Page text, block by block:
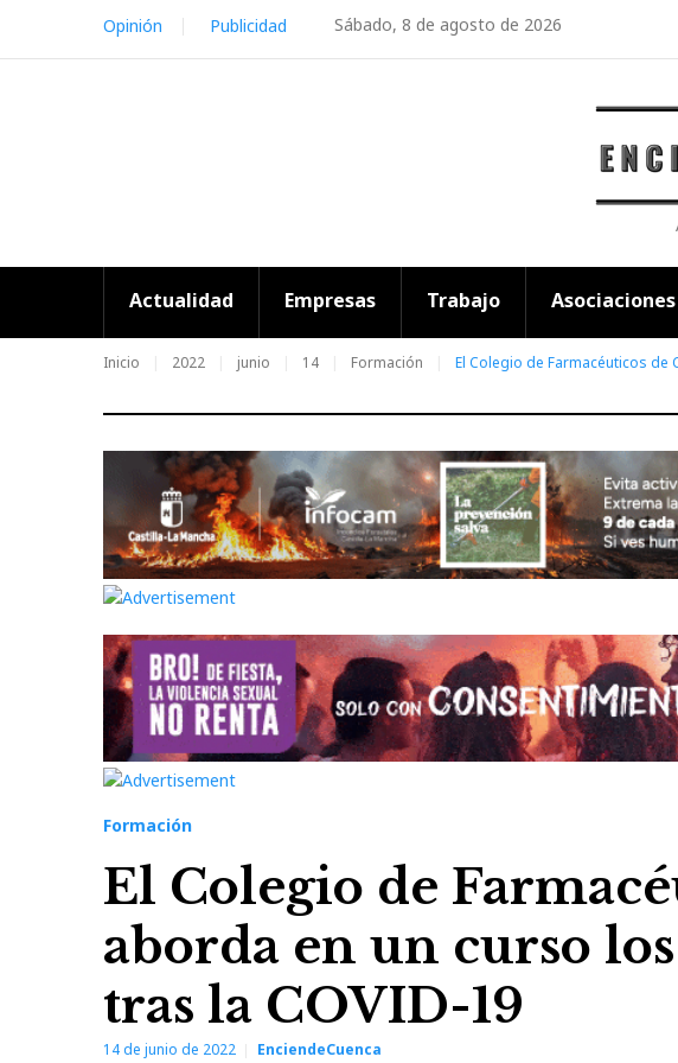
content
Sábado, 8 de agosto de 2026
Opinión Publicidad
Actualidad Empresas Trabajo Asociaciones
Inicio 2022 junio 14 Formación El Colegio de Farmacéuticos
Formación
El Colegio de
aborda en un curso
tras la COVID-19
14 de junio de 2022 EnciendeCuenca